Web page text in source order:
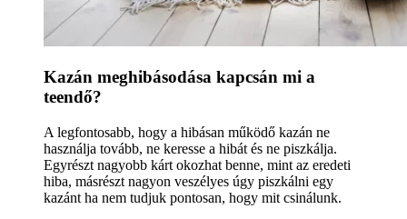
Kazán meghibásodása kapcsán mi a
teendő?
A legfontosabb, hogy a hibásan működő kazán ne
használja tovább, ne keresse a hibát és ne piszkálja.
Egyrészt nagyobb kárt okozhat benne, mint az eredeti
hiba, másrészt nagyon veszélyes úgy piszkálni egy
kazánt ha nem tudjuk pontosan, hogy mit csinálunk.